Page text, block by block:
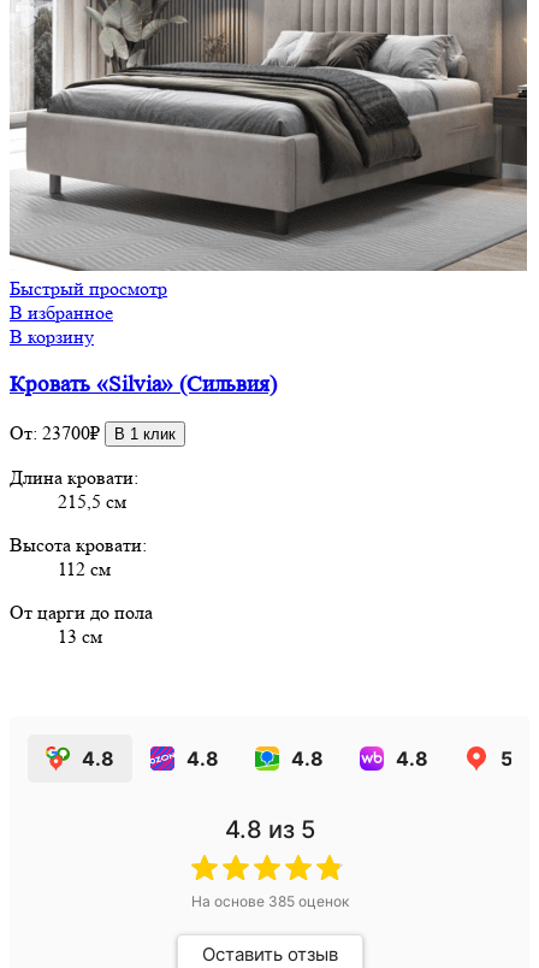
Быстрый просмотр
В избранное
В корзину
Кровать «Silvia» (Сильвия)
От: 23700₽ В 1 клик
Длина кровати:
215,5 см
Высота кровати:
112 см
От царги до пола
13 см
4.8 4.8 4.8 4.8 5.0
4.8 из 5
На основе 385оценок
Оставить отзыв